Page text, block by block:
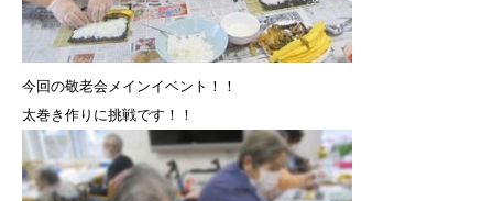
今回の敬老会メインイベント！！
太巻き作りに挑戦です！！